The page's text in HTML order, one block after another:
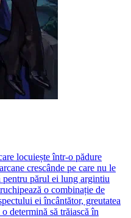
locuiește într-o pădure
crescânde pe care nu le
părul ei lung argintiu
o combinație de
ei încântător, greutatea
determină să trăiască în